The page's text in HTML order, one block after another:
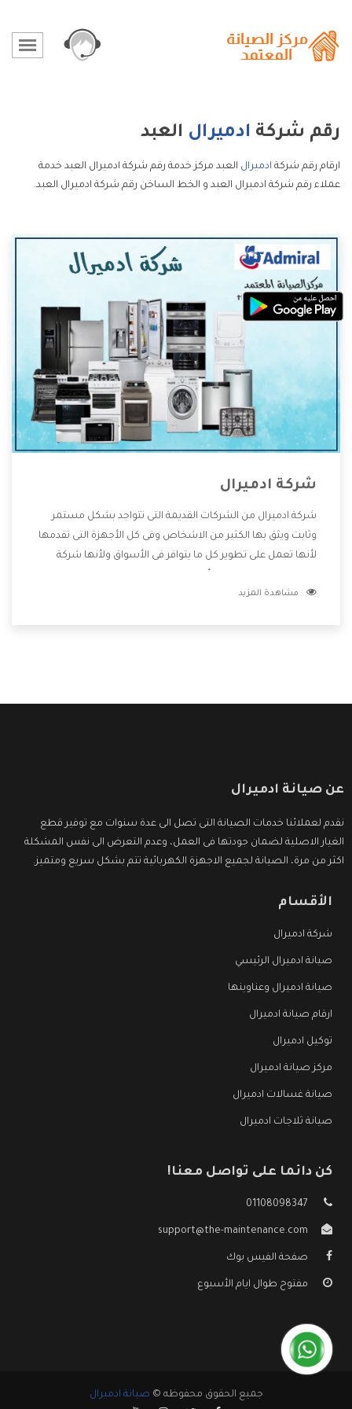
رقم شركة ادميرال العبد
ارقام رقم شركة ادميرال العبد مركز خدمة رقم شركة ادميرال العبد خدمة
عملاء رقم شركة ادميرال العبد و الخط الساخن رقم شركة ادميرال العبد.
شركة ادميرال
شركة ادميرال من الشركات القديمة التى تتواجد بشكل مستمر
وثابت ويثق بها الكثير من الاشخاص وفى كل الأجهزة التى تقدمها
لأنها تعمل على تطوير كل ما يتوافر فى الأسواق ولأنها شركة
وتقدم للعملاء أقوى العروض والخصومات التى تسهل على
مشاهدة المزيد
عن صيانة ادميرال
نقدم لعملائنا خدمات الصيانة التى تصل الى عدة سنوات مع توفير قطع
الغيار الاصلية لضمان جودتها فى العمل، وعدم التعرض الى نفس المشكلة
اكثر من مرة، الصيانة لجميع الاجهزة الكهربائية تتم بشكل سريع ومتميز.
الأقسام
شركة ادميرال
صيانة ادميرال الرئيسي
صيانة ادميرال وعناوينها
ارقام صيانة ادميرال
توكيل ادميرال
مركز صيانة ادميرال
صيانة غسالات ادميرال
صيانة ثلاجات ادميرال
كن دائما على تواصل معنا!
01108098347
support@the-maintenance.com
صفحة الفيس بوك
مفتوح طوال ايام الأسبوع
جميع الحقوق محفوظه © صيانة ادميرال